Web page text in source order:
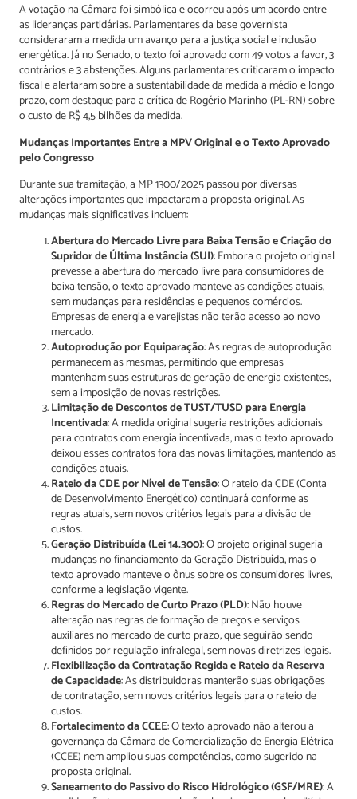
A votação na Câmara foi simbólica e ocorreu após um acordo entre
as lideranças partidárias. Parlamentares da base governista
consideraram a medida um avanço para a justiça social e inclusão
energética. Já no Senado, o texto foi aprovado com 49 votos a favor, 3
contrários e 3 abstenções. Alguns parlamentares criticaram o impacto
fiscal e alertaram sobre a sustentabilidade da medida a médio e longo
prazo, com destaque para a crítica de Rogério Marinho (PL-RN) sobre
o custo de R$ 4,5 bilhões da medida.
Mudanças Importantes Entre a MPV Original e o Texto Aprovado
pelo Congresso
Durante sua tramitação, a MP 1300/2025 passou por diversas
alterações importantes que impactaram a proposta original. As
mudanças mais significativas incluem:
Abertura do Mercado Livre para Baixa Tensão e Criação do
Supridor de Última Instância (SUI): Embora o projeto original
prevesse a abertura do mercado livre para consumidores de
baixa tensão, o texto aprovado manteve as condições atuais,
sem mudanças para residências e pequenos comércios.
Empresas de energia e varejistas não terão acesso ao novo
mercado.
Autoprodução por Equiparação: As regras de autoprodução
permanecem as mesmas, permitindo que empresas
mantenham suas estruturas de geração de energia existentes,
sem a imposição de novas restrições.
Limitação de Descontos de TUST/TUSD para Energia
Incentivada: A medida original sugeria restrições adicionais
para contratos com energia incentivada, mas o texto aprovado
deixou esses contratos fora das novas limitações, mantendo as
condições atuais.
Rateio da CDE por Nível de Tensão: O rateio da CDE (Conta
de Desenvolvimento Energético) continuará conforme as
regras atuais, sem novos critérios legais para a divisão de
custos.
Geração Distribuída (Lei 14.300): O projeto original sugeria
mudanças no financiamento da Geração Distribuída, mas o
texto aprovado manteve o ônus sobre os consumidores livres,
conforme a legislação vigente.
Regras do Mercado de Curto Prazo (PLD): Não houve
alteração nas regras de formação de preços e serviços
auxiliares no mercado de curto prazo, que seguirão sendo
definidos por regulação infralegal, sem novas diretrizes legais.
Flexibilização da Contratação Regida e Rateio da Reserva
de Capacidade: As distribuidoras manterão suas obrigações
de contratação, sem novos critérios legais para o rateio de
custos.
Fortalecimento da CCEE: O texto aprovado não alterou a
governança da Câmara de Comercialização de Energia Elétrica
(CCEE) nem ampliou suas competências, como sugerido na
proposta original.
Saneamento do Passivo do Risco Hidrológico (GSF/MRE): A